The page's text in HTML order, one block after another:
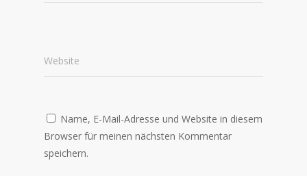
Website
Name, E-Mail-Adresse und Website in diesem
Browser für meinen nächsten Kommentar
speichern.